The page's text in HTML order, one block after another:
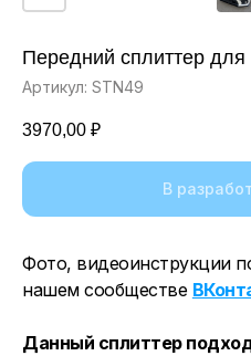
Передний сплиттер
Артикул: STN49
3970,00 ₽
Фото, видеоинструкции
нашем сообществе
Данный сплиттер